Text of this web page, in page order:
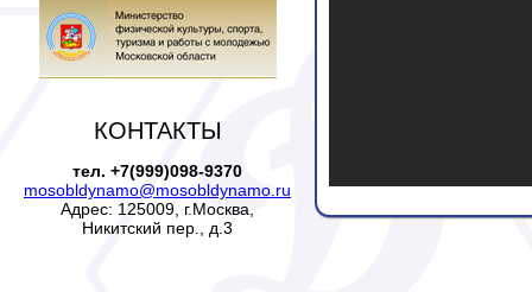
КОНТАКТЫ
тел. +7(999)098-9370
mosobldynamo@mosobldynamo.ru
Адрес: 125009, г.Москва,
Никитский пер., д.3